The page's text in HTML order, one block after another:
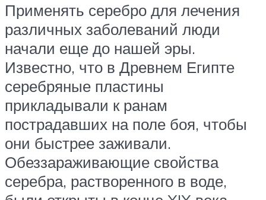
Применять серебро для лечения
различных заболеваний люди
начали еще до нашей эры.
Известно, что в Древнем Египте
серебряные пластины
прикладывали к ранам
пострадавших на поле боя, чтобы
они быстрее заживали.
Обеззараживающие свойства
серебра, растворенного в воде,